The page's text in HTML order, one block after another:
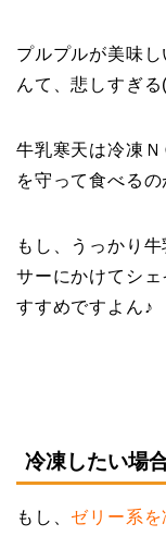
プルプルが美味
んて、悲しすぎ
牛乳寒天は冷凍
を守って食べるの
もし、うっかり
サーにかけてシ
すすめですよん♪
冷凍したい場
もし、 ゼリー系